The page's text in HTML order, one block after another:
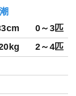
0～3匹
2～4匹